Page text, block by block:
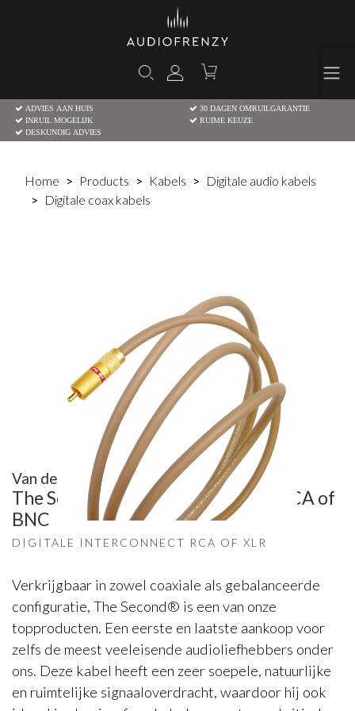
ADVIES AAN HUIS
30 DAGEN OMRUILGARANTIE
INRUIL MOGELIJK
RUIME KEUZE
DESKUNDIG ADVIES
Home Products Kabels
Digitale audio kabels
Digitale coax kabels
Van den Hul
The Second digitale interconnect RCA of
BNC
DIGITALE INTERCONNECT RCA OF XLR
Verkrijgbaar in zowel coaxiale als gebalanceerde
configuratie, The Second® is een van onze
topproducten. Een eerste en laatste aankoop voor
zelfs de meest veeleisende audioliefhebbers onder
ons. Deze kabel heeft een zeer soepele, natuurlijke
en ruimtelijke signaaloverdracht, waardoor hij ook